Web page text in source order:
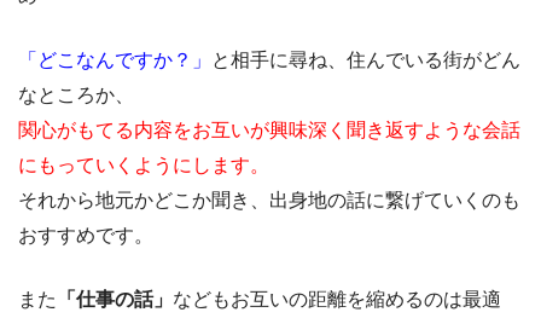
「どこなんですか？」
と相手に尋ね、住んでいる街がどん
なところか、
関心がもてる内容をお互いが興味深く聞き返すような会話
にもっていくようにします。
それから地元かどこか聞き、出身地の話に繋げていくのも
おすすめです。
また 「仕事の話」 などもお互いの距離を縮めるのは最適